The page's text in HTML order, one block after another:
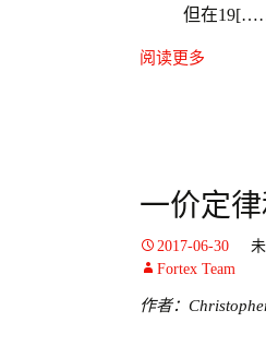
但在
阅读更多
一价定律
2017-06-30
Fortex Team
作者：